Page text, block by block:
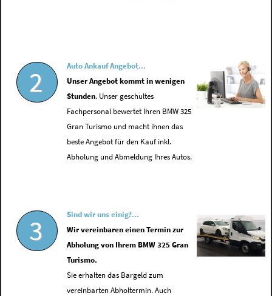
2
Auto Ankauf Angebot...
Unser Angebot kommt in wenigen
Stunden. Unser geschultes
Fachpersonal bewertet Ihren BMW 325
Gran Turismo und macht ihnen das
beste Angebot für den Kauf inkl.
Abholung und Abmeldung Ihres Autos.
3
Sind wir uns einig?...
Wir vereinbaren einen Termin zur
Abholung von Ihrem BMW 325 Gran
Turismo.
Sie erhalten das Bargeld zum
vereinbarten Abholtermin. Auch